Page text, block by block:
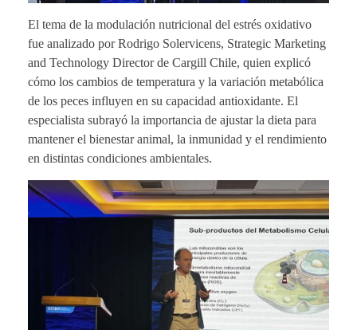
El tema de la modulación nutricional del estrés oxidativo
fue analizado por Rodrigo Solervicens, Strategic Marketing
and Technology Director de Cargill Chile, quien explicó
cómo los cambios de temperatura y la variación metabólica
de los peces influyen en su capacidad antioxidante. El
especialista subrayó la importancia de ajustar la dieta para
mantener el bienestar animal, la inmunidad y el rendimiento
en distintas condiciones ambientales.